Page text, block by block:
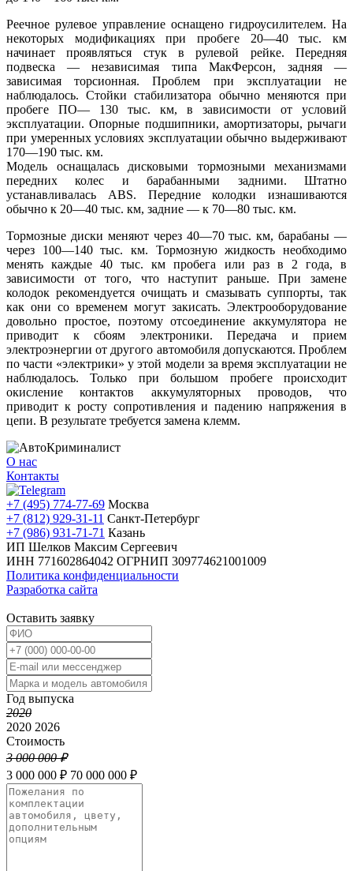
Реечное рулевое управление оснащено гидроусилителем. На
некоторых модификациях при пробеге 20—40 тыс. км
начинает проявляться стук в рулевой рейке. Передняя
подвеска — независимая типа МакФерсон, задняя —
зависимая торсионная. Проблем при эксплуатации не
наблюдалось. Стойки стабилизатора обычно меняются при
пробеге ПО— 130 тыс. км, в зависимости от условий
эксплуатации. Опорные подшипники, амортизаторы, рычаги
при умеренных условиях эксплуатации обычно выдерживают
170—190 тыс. км.
Модель оснащалась дисковыми тормозными механизмами
передних колес и барабанными задними. Штатно
устанавливалась ABS. Передние колодки изнашиваются
обычно к 20—40 тыс. км, задние — к 70—80 тыс. км.
Тормозные диски меняют через 40—70 тыс. км, барабаны —
через 100—140 тыс. км. Тормозную жидкость необходимо
менять каждые 40 тыс. км пробега или раз в 2 года, в
зависимости от того, что наступит раньше. При замене
колодок рекомендуется очищать и смазывать суппорты, так
как они со временем могут закисать. Электрооборудование
довольно простое, поэтому отсоединение аккумулятора не
приводит к сбоям электроники. Передача и прием
электроэнергии от другого автомобиля допускаются. Проблем
по части «электрики» у этой модели за время эксплуатации не
наблюдалось. Только при большом пробеге происходит
окисление контактов аккумуляторных проводов, что
приводит к росту сопротивления и падению напряжения в
цепи. В результате требуется замена клемм.
О нас
Контакты
+7 (495) 774-77-69 Москва
+7 (812) 929-31-11 Санкт-Петербург
+7 (986) 931-71-71 Казань
ИП Шелков Максим Сергеевич
ИНН 771602864042 ОГРНИП 309774621001009
Политика конфиденциальности
Разработка сайта
Оставить заявку
Год выпуска
2020
2020 2026
Стоимость
3 000 000 ₽
3 000 000 ₽ 70 000 000 ₽